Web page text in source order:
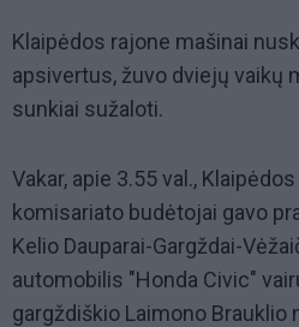
Klaipėdos rajone mašinai
apsivertus, žuvo dviejų vaikų
sunkiai sužaloti.
Vakar, apie 3.55 val.,
komisariato budėtojai gavo
Kelio Dauparai-Gargždai-
automobilis "Honda Civic"
gargždiškio Laimono Brauklio